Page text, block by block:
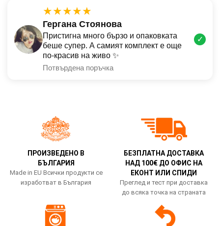
★★★★★
Гергана Стоянова
Пристигна много бързо и опаковката
беше супер. А самият комплект е още
по-красив на живо ✨
Потвърдена поръчка
✓
ПРОИЗВЕДЕНО В
БЪЛГАРИЯ
Made in EU Всички продукти се
изработват в България
БЕЗПЛАТНА ДОСТАВКА
НАД 100€ ДО ОФИС НА
ЕКОНТ ИЛИ СПИДИ
Преглед и тест при доставка
до всяка точка на страната